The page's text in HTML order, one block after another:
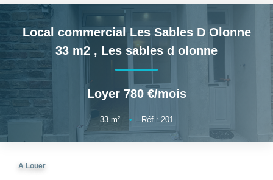
LOUER
VENDRE
NOS AGENCES
Notre Équipe
Local commercial Les Sables D Olonne
33 m2 , Les sables d olonne
Loyer 780 €/mois
33m² • Réf : 201
A Louer